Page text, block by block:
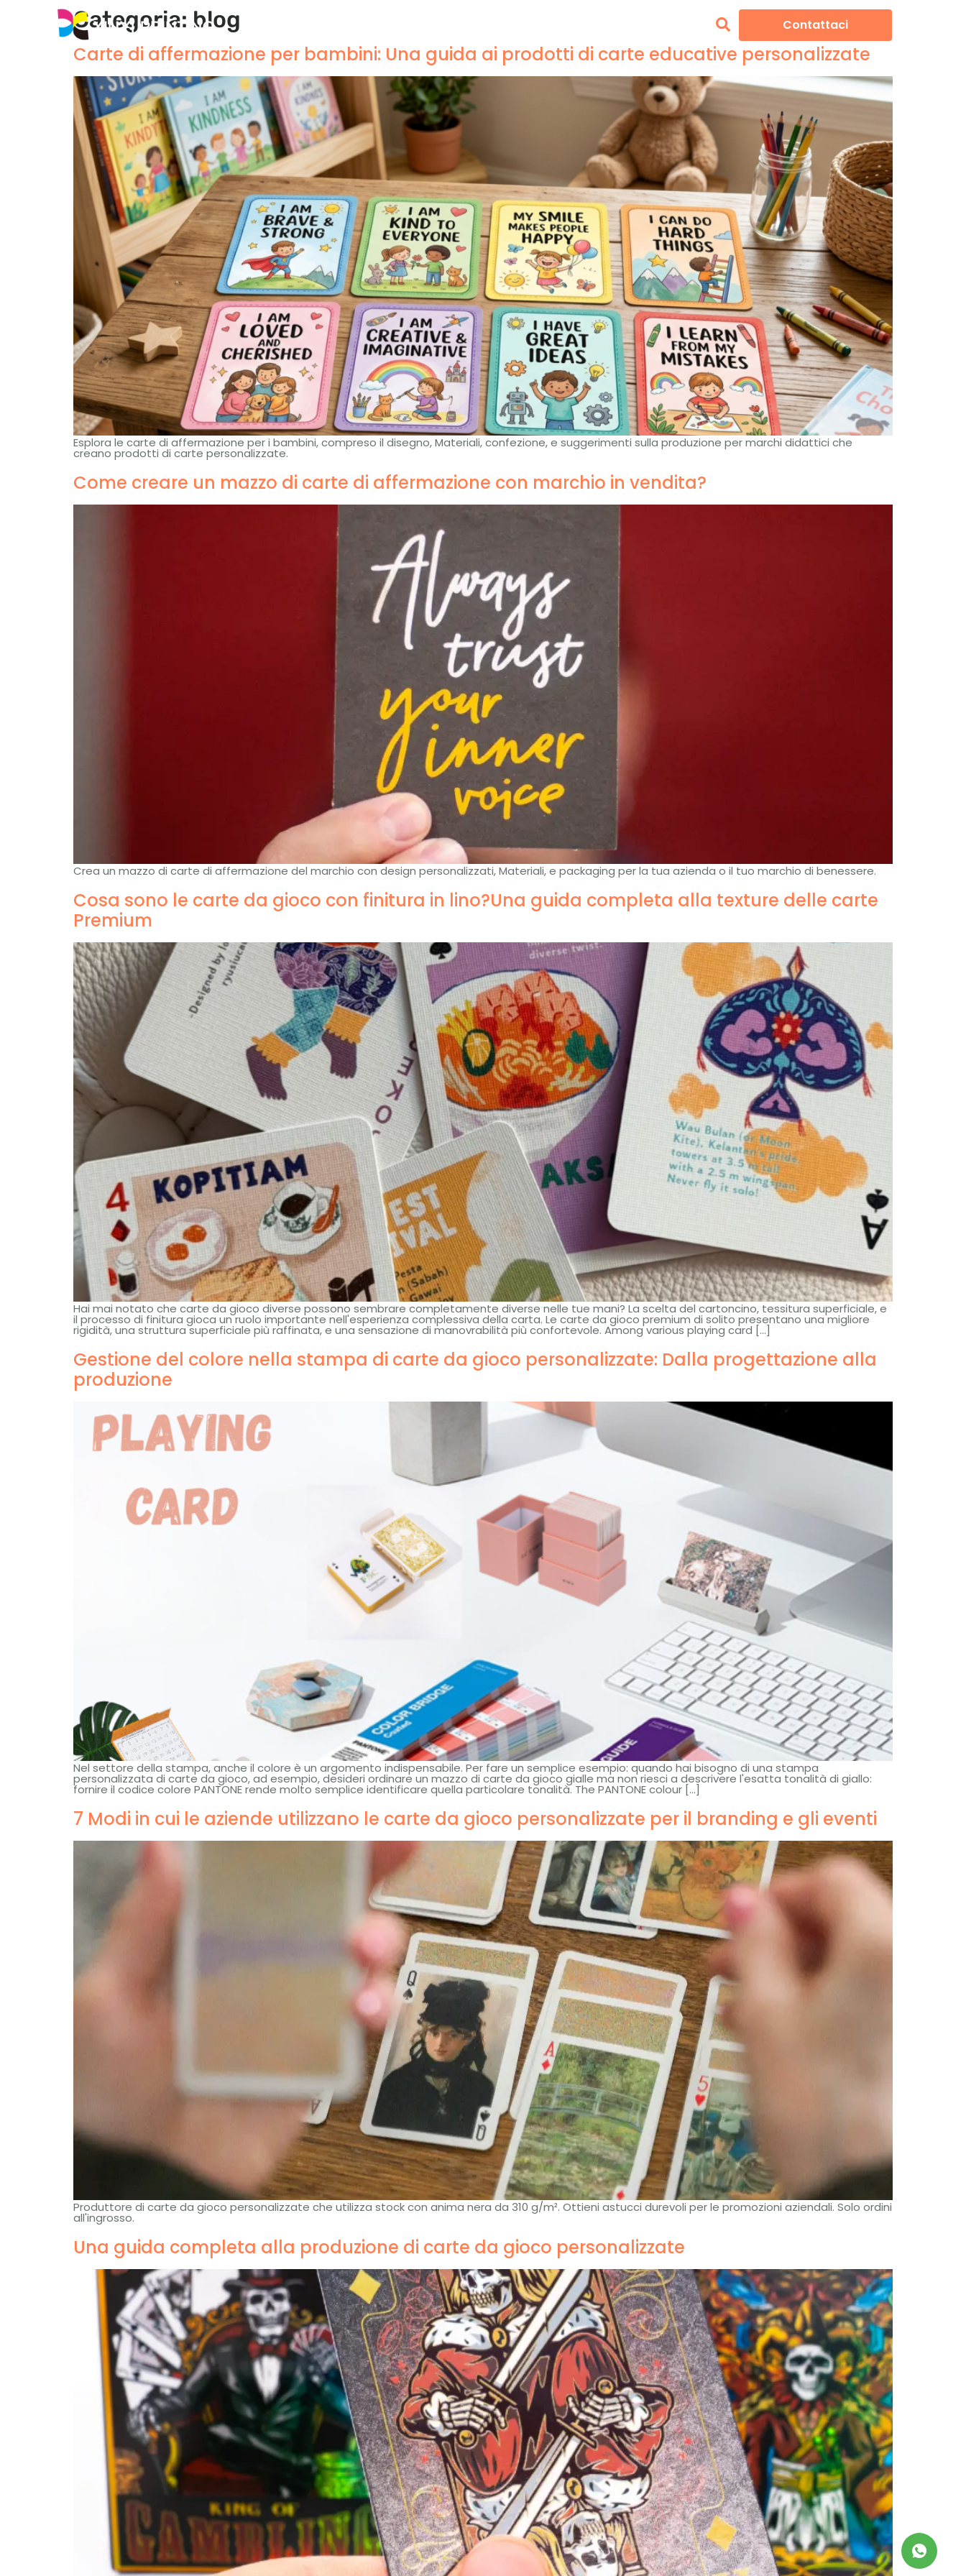
Contattaci
Categoria: blog
Carte di affermazione per bambini: Una guida ai prodotti di carte educative personalizzate
Esplora le carte di affermazione per i bambini, compreso il disegno, Materiali, confezione, e suggerimenti sulla produzione per marchi didattici che
creano prodotti di carte personalizzate.
Come creare un mazzo di carte di affermazione con marchio in vendita?
Crea un mazzo di carte di affermazione del marchio con design personalizzati, Materiali, e packaging per la tua azienda o il tuo marchio di benessere.
Cosa sono le carte da gioco con finitura in lino?Una guida completa alla texture delle carte
Premium
Hai mai notato che carte da gioco diverse possono sembrare completamente diverse nelle tue mani? La scelta del cartoncino, tessitura superficiale, e
il processo di finitura gioca un ruolo importante nell'esperienza complessiva della carta. Le carte da gioco premium di solito presentano una migliore
rigidità, una struttura superficiale più raffinata, e una sensazione di manovrabilità più confortevole. Among various playing card […]
Gestione del colore nella stampa di carte da gioco personalizzate: Dalla progettazione alla
produzione
Nel settore della stampa, anche il colore è un argomento indispensabile. Per fare un semplice esempio: quando hai bisogno di una stampa
personalizzata di carte da gioco, ad esempio, desideri ordinare un mazzo di carte da gioco gialle ma non riesci a descrivere l'esatta tonalità di giallo:
fornire il codice colore PANTONE rende molto semplice identificare quella particolare tonalità. The PANTONE colour […]
7 Modi in cui le aziende utilizzano le carte da gioco personalizzate per il branding e gli eventi
Produttore di carte da gioco personalizzate che utilizza stock con anima nera da 310 g/m². Ottieni astucci durevoli per le promozioni aziendali. Solo ordini
all'ingrosso.
Una guida completa alla produzione di carte da gioco personalizzate